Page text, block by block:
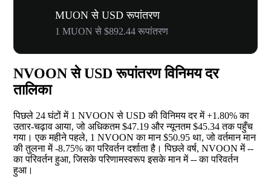
MUON से USD रूपांतरण
1 MUON से $892.44 रूपांतरण
NVOON से USD रूपांतरण विनिमय दर
तालिका
पिछले 24 घंटों में 1 NVOON से USD की विनिमय दर में+1.80%का
उतार-चढ़ाव आया, जो अधिकतम $47.19 और न्यूनतम $45.34 तक पहुँच
गया। एक महीने पहले, 1 NVOON का मान $50.95 था, जो वर्तमान मान
की तुलना में-8.75%का परिवर्तन दर्शाता है। पिछले वर्ष, NVOON में--
का परिवर्तन हुआ, जिसके परिणामस्वरूप इसके मान में--का परिवर्तन
हुआ।